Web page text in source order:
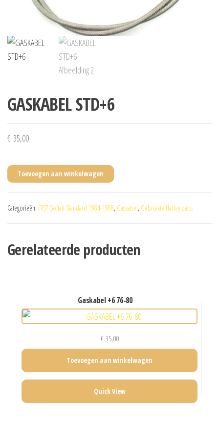
GASKABEL STD+6
€ 35,00
Toevoegen aan winkelwagen
Categorieën: FXST Softail Standard 1984-1988, Gaskabel, Gebruikte Harley parts
Gerelateerde producten
gaskabel +6 76-80
€35,00
Toevoegen aan winkelwagen
Quick View